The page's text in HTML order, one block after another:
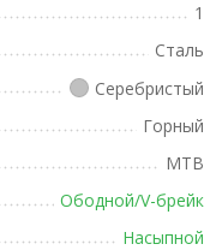
1
Сталь
Серебристый
Горный
MTB
Ободной/V-брейк
Насыпной